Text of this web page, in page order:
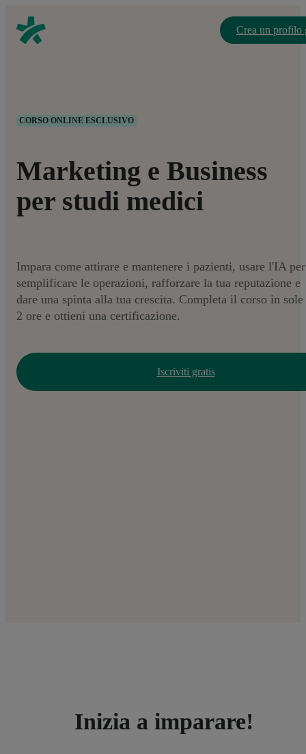
Crea un profilo
CORSO ONLINE ESCLUSIVO
Marketing e Business
per studi medici
Impara come attirare e mantenere i pazienti, usare l'IA per
semplificare le operazioni, rafforzare la tua reputazione e
dare una spinta alla tua crescita. Completa il corso in sole
2 ore e ottieni una certificazione.
Iscriviti gratis
Inizia a imparare!